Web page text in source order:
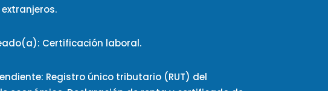
Certificación laboral.
Registro único tributario (RUT) del